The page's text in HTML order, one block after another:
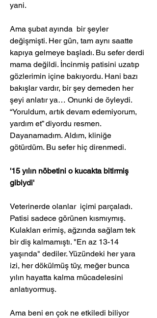
yani.
Ama şubat ayında  bir şeyler
değişmişti. Her gün, tam aynı saatte
kapıya gelmeye başladı. Bu sefer derdi
mama değildi. İncinmiş patisini uzatıp
gözlerimin içine bakıyordu. Hani bazı
bakışlar vardır, bir şey demeden her
şeyi anlatır ya… Onunki de öyleydi.
“Yoruldum, artık devam edemiyorum,
yardım et” diyordu resmen.
Dayanamadım. Aldım, kliniğe
götürdüm. Bu sefer hiç direnmedi.
'15 yılın nöbetini o kucakta bitirmiş
gibiydi'
Veterinerde olanlar  içimi parçaladı.
Patisi sadece görünen kısmıymış.
Kulakları erimiş, ağzında sağlam tek
bir diş kalmamıştı. "En az 13-14
yaşında" dediler. Yüzündeki her yara
izi, her dökülmüş tüy, meğer bunca
yılın hayatta kalma mücadelesini
anlatıyormuş.
Ama beni en çok ne etkiledi biliyor